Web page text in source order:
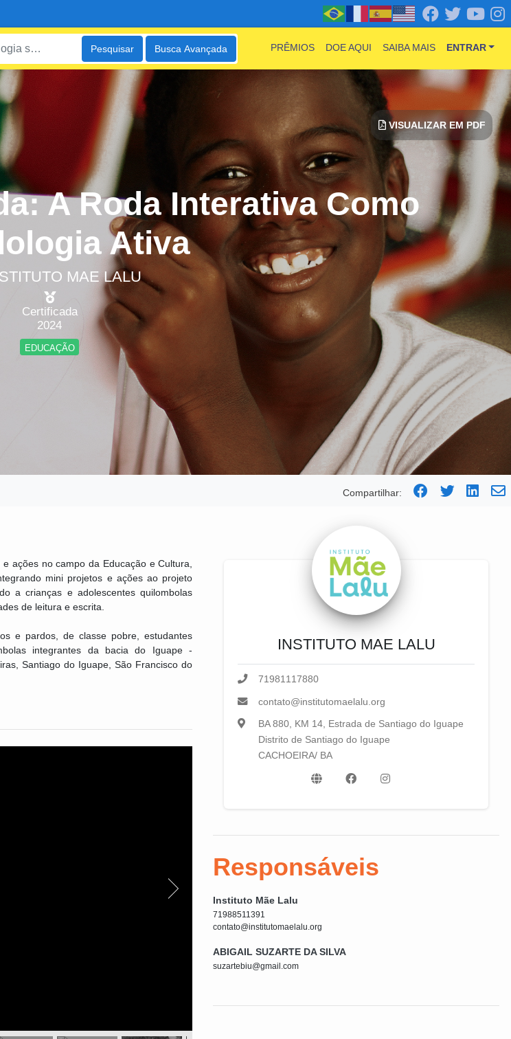
Pesquisar Busca Avançada PRÊMIOS DOE AQUI SAIBA MAIS ENTRAR
A Roda Interativa Como
Ativa
MAE LALU
Certificada
2024
EDUCAÇÃO
VISUALIZAR EM PDF
Compartilhar:
ações no campo da Educação e Cultura,
mini projetos e ações ao projeto
a crianças e adolescentes quilombolas
de leitura e escrita.
e pardos, de classe pobre, estudantes
integrantes da bacia do Iguape -
Santiago do Iguape, São Francisco do
INSTITUTO MAE LALU
71981117880
contato@institutomaelalu.org
BA 880, KM 14, Estrada de Santiago do Iguape
Distrito de Santiago do Iguape
CACHOEIRA/ BA
Responsáveis
Instituto Mãe Lalu
71988511391
contato@institutomaelalu.org
ABIGAIL SUZARTE DA SILVA
suzartebiu@gmail.com